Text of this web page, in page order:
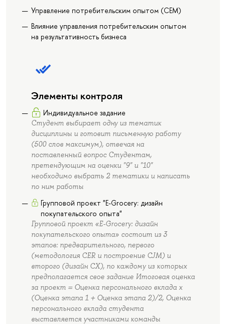
Управление потребительским опытом (СЕМ)
Влияние управления потребительским опытом
на результативность бизнеса
Элементы контроля
Индивидуальное задание
Студент выбирает одну из тематик
дисциплины и готовит письменную работу
(500 слов максимум), отвечая на
поставленный вопрос Студентам,
претендующим на оценки "9" и "10"
необходимо выбрать 2 тематики и написать
по ним работы
Групповой проект "E-Grocery: дизайн
покупательского опыта"
Групповой проект «E-Grocery: дизайн
покупательского опыта» состоит из 3
этапов: предварительного, первого
(методология CER и построение CJM) и
второго (дизайн СХ), по каждому из которых
предполагается свое задание Итоговая оценка
за проект = Оценка персонального вклада x
(Оценка этапа 1 + Оценка этапа 2)/2, Оценка
персонального вклада студента
выставляется участниками команды